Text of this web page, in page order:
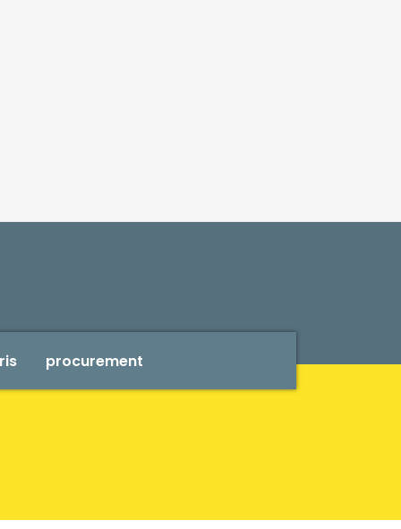
procurement